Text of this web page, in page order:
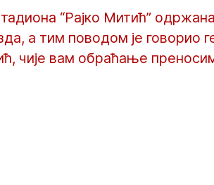
“Рајко Митић”
а тим поводом је говорио
чије вам обраћање